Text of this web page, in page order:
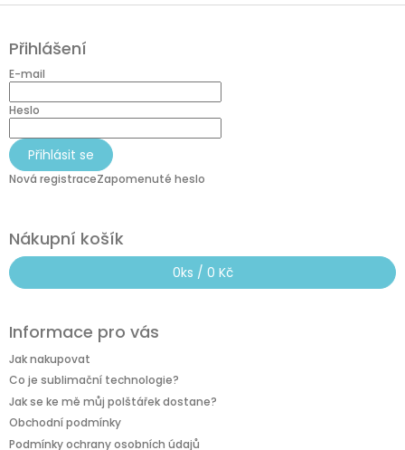
Z
p
a
Přihlášení
E-mail
Heslo
Přihlásit se
Nová registraceZapomenuté heslo
Nákupní košík
0ks / 0 Kč
Informace pro vás
Jak nakupovat
Co je sublimační technologie?
Jak se ke mě můj polštářek dostane?
Obchodní podmínky
Podmínky ochrany osobních údajů